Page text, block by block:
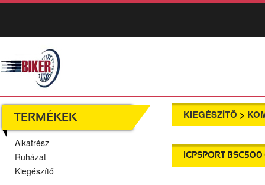
TERMÉKEK
Alkatrész
Ruházat
Kiegészítő
KIEGÉSZÍTŐ >
IGPSPORT BSC500